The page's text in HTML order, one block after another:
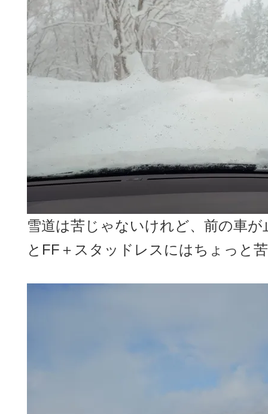
雪道は苦じゃないけれど、前の車
とFF＋スタッドレスにはちょっと